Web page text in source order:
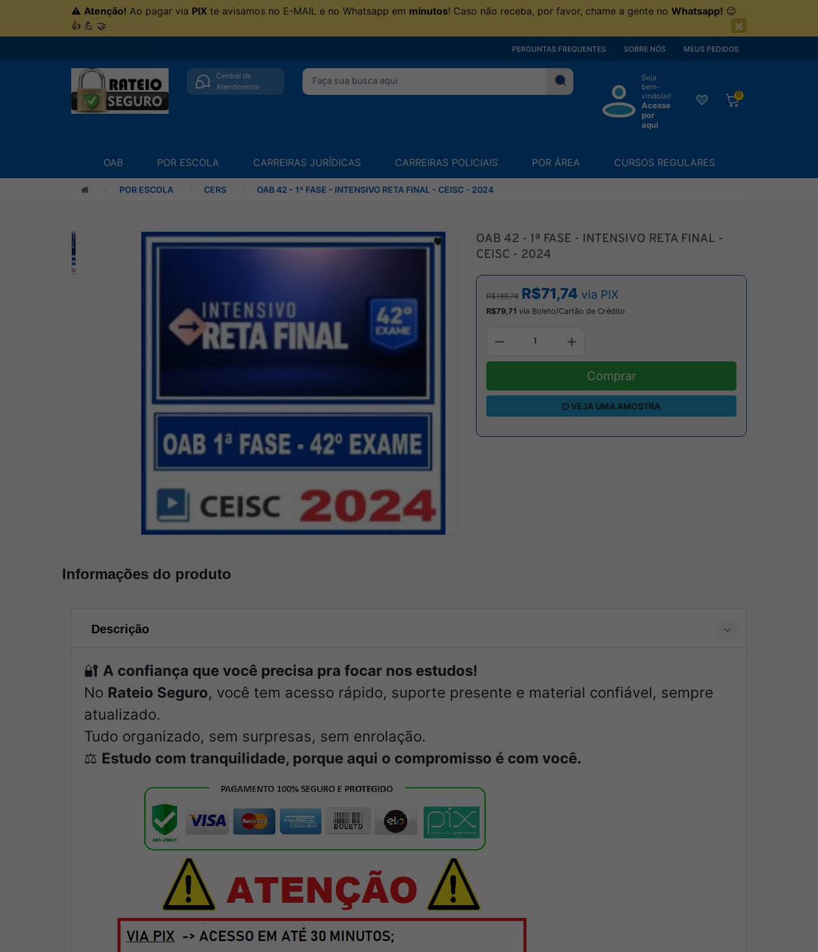
⚠ Atenção! Ao pagar via PIX te avisamos no E-MAIL e no Whatsapp em minutos! Caso não receba, por favor, chame a gente no Whatsapp! 😉
👍 💪 🤝
×
PERGUNTAS FREQUENTES SOBRE NÓS MEUS PEDIDOS
Central de
Atendimento
Seja
bem-
vindo(a)!
Acesse
por
aqui
0
OAB POR ESCOLA CARREIRAS JURÍDICAS CARREIRAS POLICIAIS POR ÁREA CURSOS REGULARES
POR ESCOLA CERS OAB 42 - 1ª FASE - INTENSIVO RETA FINAL - CEISC - 2024
OAB 42 - 1ª FASE - INTENSIVO RETA FINAL -
CEISC - 2024
R$189,78 R$71,74 via PIX
R$79,71 via Boleto/Cartão de Crédito
Comprar
VEJA UMA AMOSTRA
Informações do produto
Descrição
🔐 A confiança que você precisa pra focar nos estudos!
No Rateio Seguro, você tem acesso rápido, suporte presente e material confiável, sempre
atualizado.
Tudo organizado, sem surpresas, sem enrolação.
⚖️ Estudo com tranquilidade, porque aqui o compromisso é com você.